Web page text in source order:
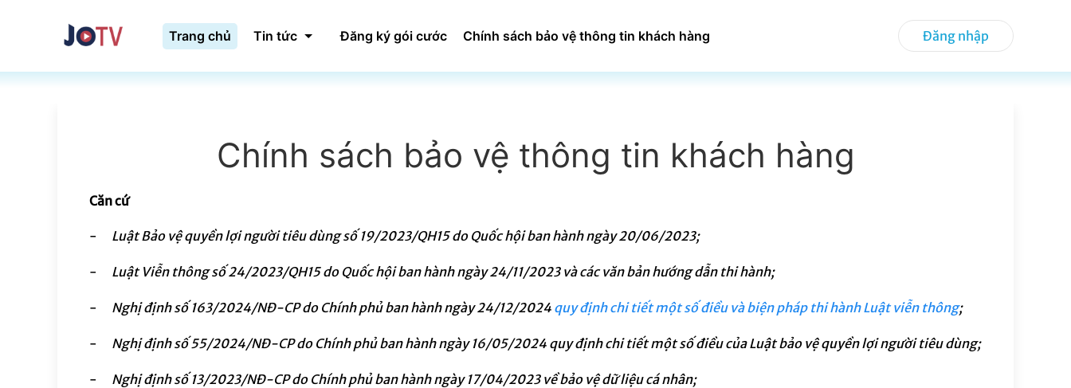
Trang chủ Tin tức Đăng ký gói cước Chính sách bảo vệ thông tin khách hàng Đăng nhập
Chính sách bảo vệ thông tin khách hàng
Căn cứ
- Luật Bảo vệ quyền lợi người tiêu dùng số 19/2023/QH15 do Quốc hội ban hành ngày 20/06/2023;
- Luật Viễn thông số 24/2023/QH15 do Quốc hội ban hành ngày 24/11/2023 và các văn bản hướng dẫn thi hành;
- Nghị định số 163/2024/NĐ-CP do Chính phủ ban hành ngày 24/12/2024 quy định chi tiết một số điều và biện pháp thi hành Luật viễn thông;
- Nghị định số 55/2024/NĐ-CP do Chính phủ ban hành ngày 16/05/2024 quy định chi tiết một số điều của Luật bảo vệ quyền lợi người tiêu dùng;
- Nghị định số 13/2023/NĐ-CP do Chính phủ ban hành ngày 17/04/2023 về bảo vệ dữ liệu cá nhân;